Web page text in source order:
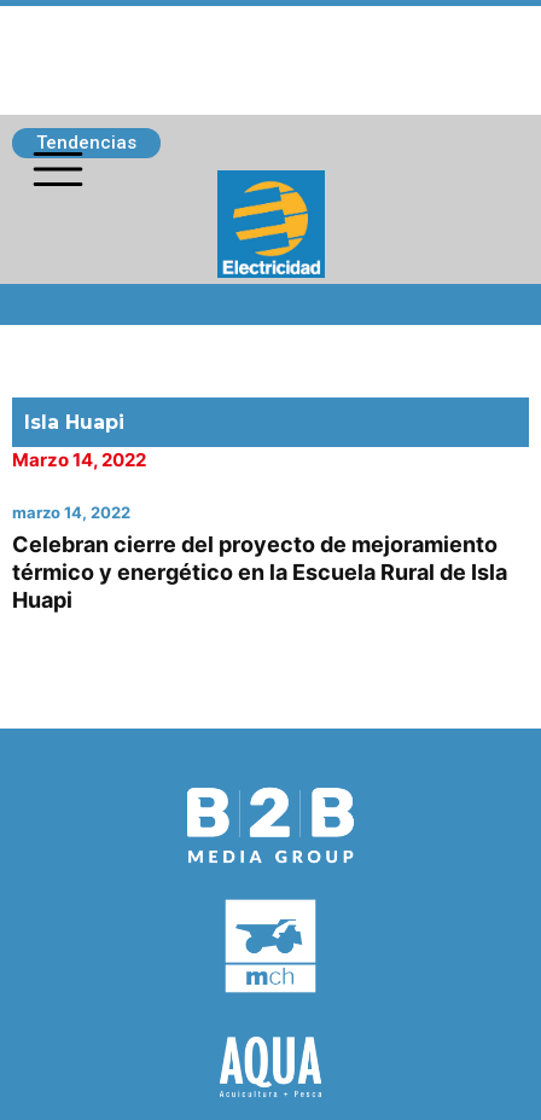
Tendencias
Isla Huapi
Marzo 14, 2022
marzo 14, 2022
Celebran cierre del proyecto de mejoramiento
térmico y energético en la Escuela Rural de Isla
Huapi